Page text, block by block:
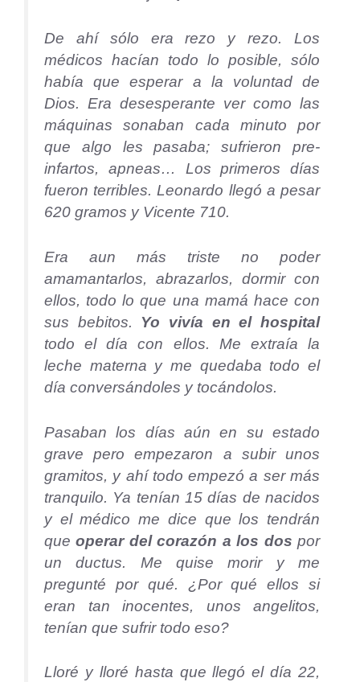
De ahí sólo era rezo y rezo. Los
médicos hacían todo lo posible, sólo
había que esperar a la voluntad de
Dios. Era desesperante ver como las
máquinas sonaban cada minuto por
que algo les pasaba; sufrieron pre-
infartos, apneas… Los primeros días
fueron terribles. Leonardo llegó a pesar
620 gramos y Vicente 710.
Era aun más triste no poder
amamantarlos, abrazarlos, dormir con
ellos, todo lo que una mamá hace con
sus bebitos. Yo vivía en el hospital
todo el día con ellos. Me extraía la
leche materna y me quedaba todo el
día conversándoles y tocándolos.
Pasaban los días aún en su estado
grave pero empezaron a subir unos
gramitos, y ahí todo empezó a ser más
tranquilo. Ya tenían 15 días de nacidos
y el médico me dice que los tendrán
queoperar del corazón a los dos por
un ductus. Me quise morir y me
pregunté por qué. ¿Por qué ellos si
eran tan inocentes, unos angelitos,
tenían que sufrir todo eso?
Lloré y lloré hasta que llegó el día 22,